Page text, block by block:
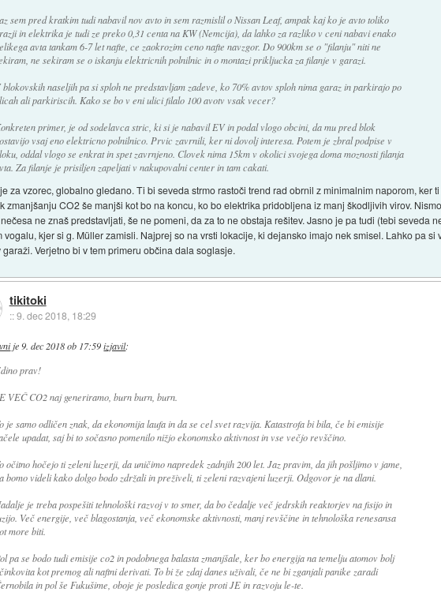
sem pred kratkim tudi nabavil nov avto in sem razmislil o Nissan Leaf, ampak kaj ko je avto toliko
in elektrika je tudi ze preko 0,31 centa na KW (Nemcija), da lahko za razliko v ceni nabavi enako
avta tankam 6-7 let nafte, ce zaokrozim ceno nafte navzgor. Do 900km se o "filanju" niti ne
ne sekiram se o iskanju elektricnih polnilnic in o montazi prikljucka za filanje v garazi.
blokovskih naseljih pa si sploh ne predstavljam zadeve, ko 70% avtov sploh nima garaz in parkirajo po
ali parkiriscih. Kako se bo v eni ulici filalo 100 avotv vsak vecer?
primer, je od sodelavca stric, ki si je nabavil EV in podal vlogo obcini, da mu pred blok
vsaj eno elektricno polnilnico. Prvic zavrnili, ker ni dovolj interesa. Potem je zbral podpise v
oddal vlogo se enkrat in spet zavrnjeno. Clovek nima 15km v okolici svojega doma moznosti filanja
Za filanje je prisiljen zapeljati v nakupovalni center in tam cakati.
za vzorec, globalno gledano. Ti bi seveda strmo rastoči trend rad obrnil z minimalnim naporom, ker
zmanjšanju CO2 še manjši kot bo na koncu, ko bo elektrika pridobljena iz manj škodljivih virov.
ne znaš predstavljati, še ne pomeni, da za to ne obstaja rešitev. Jasno je pa tudi (tebi seveda
vogalu, kjer si g. Müller zamisli. Najprej so na vrsti lokacije, ki dejansko imajo nek smisel. Lahko pa
garaži. Verjetno bi v tem primeru občina dala soglasje.
tikitoki
::9. dec 2018, 18:29
je 9. dec 2018 ob 17:59 izjavil:
prav!
VEČ CO2 naj generiramo, burn burn, burn.
je samo odličen znak, da ekonomija laufa in da se cel svet razvija. Katastrofa bi bila, če bi emisije
upadat, saj bi to sočasno pomenilo nižjo ekonomsko aktivnost in vse večjo revščino.
očitno hočejo ti zeleni luzerji, da uničimo napredek zadnjih 200 let. Jaz pravim, da jih pošljimo v jame,
bomo videli kako dolgo bodo zdržali in preživeli, ti zeleni razvajeni luzerji. Odgovor je na dlani.
je treba pospešiti tehnološki razvoj v to smer, da bo čedalje več jedrskih reaktorjev na fisijo in
Več energije, več blagostanja, več ekonomske aktivnosti, manj revščine in tehnološka renesansa
more biti.
pa se bodo tudi emisije co2 in podobnega balasta zmanjšale, ker bo energija na temelju atomov bolj
kot premog ali naftni derivati. To bi že zdaj danes uživali, če ne bi zganjali panike zaradi
in pol še Fukušime, oboje je posledica gonje proti JE in razvoju le-te.